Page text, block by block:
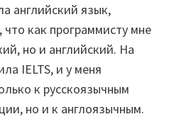
английский язык,
как программисту мне
но и английский. На
IELTS, и у меня
к русскоязычным
но и к англоязычным.